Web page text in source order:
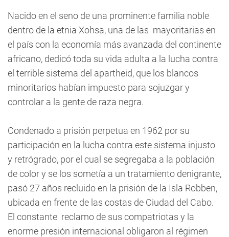
Nacido en el seno de una prominente familia noble
dentro de la etnia Xohsa, una de las mayoritarias en
el país con la economía más avanzada del continente
africano, dedicó toda su vida adulta a la lucha contra
el terrible sistema del apartheid, que los blancos
minoritarios habían impuesto para sojuzgar y
controlar a la gente de raza negra.
Condenado a prisión perpetua en 1962 por su
participación en la lucha contra este sistema injusto
y retrógrado, por el cual se segregaba a la población
de color y se los sometía a un tratamiento denigrante,
pasó 27 años recluido en la prisión de la Isla Robben,
ubicada en frente de las costas de Ciudad del Cabo.
El constante reclamo de sus compatriotas y la
enorme presión internacional obligaron al régimen